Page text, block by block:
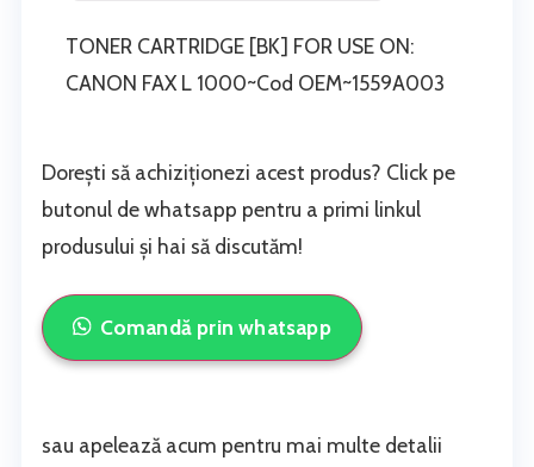
TONER CARTRIDGE [BK] FOR USE ON:
CANON FAX L 1000~Cod OEM~1559A003
Dorești să achiziționezi acest produs? Click pe
butonul de whatsapp pentru a primi linkul
produsului și hai să discutăm!
Comandă prin whatsapp
sau apelează acum pentru mai multe detalii